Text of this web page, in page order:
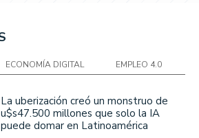
ECONOMÍA DIGITAL EMPLEO 4.0
La uberización creó un monstruo de
u$s47.500 millones que solo la IA
puede domar en Latinoamérica